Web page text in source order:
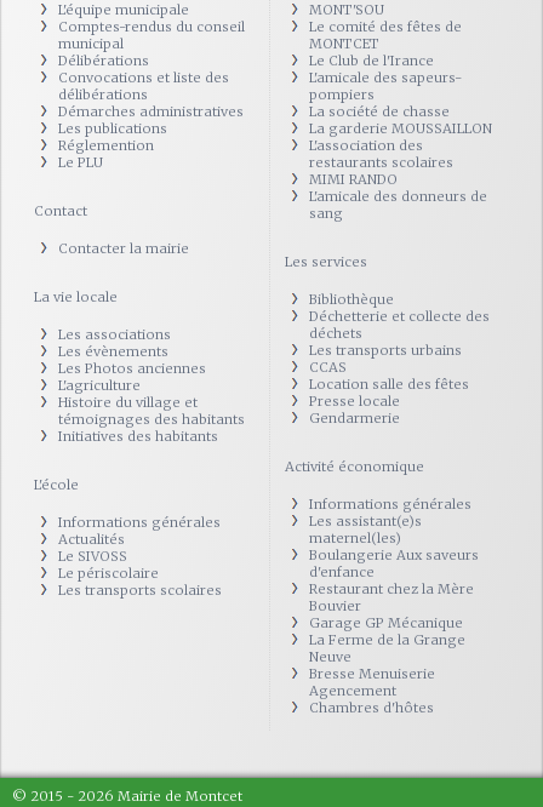
L'équipe municipale
Comptes-rendus du conseil
municipal
Délibérations
Convocations et liste des
délibérations
Démarches administratives
Les publications
Réglemention
Le PLU
Contact
Contacter la mairie
La vie locale
Les associations
Les évènements
Les Photos anciennes
L'agriculture
Histoire du village et
témoignages des habitants
Initiatives des habitants
L'école
Informations générales
Actualités
Le SIVOSS
Le périscolaire
Les transports scolaires
MONT'SOU
Le comité des fêtes de
MONTCET
Le Club de l'Irance
L'amicale des sapeurs-
pompiers
La société de chasse
La garderie MOUSSAILLON
L'association des
restaurants scolaires
MIMI RANDO
L'amicale des donneurs de
sang
Les services
Bibliothèque
Déchetterie et collecte des
déchets
Les transports urbains
CCAS
Location salle des fêtes
Presse locale
Gendarmerie
Activité économique
Informations générales
Les assistant(e)s
maternel(les)
Boulangerie Aux saveurs
d'enfance
Restaurant chez la Mère
Bouvier
Garage GP Mécanique
La Ferme de la Grange
Neuve
Bresse Menuiserie
Agencement
Chambres d'hôtes
© 2015 - 2026 Mairie de Montcet